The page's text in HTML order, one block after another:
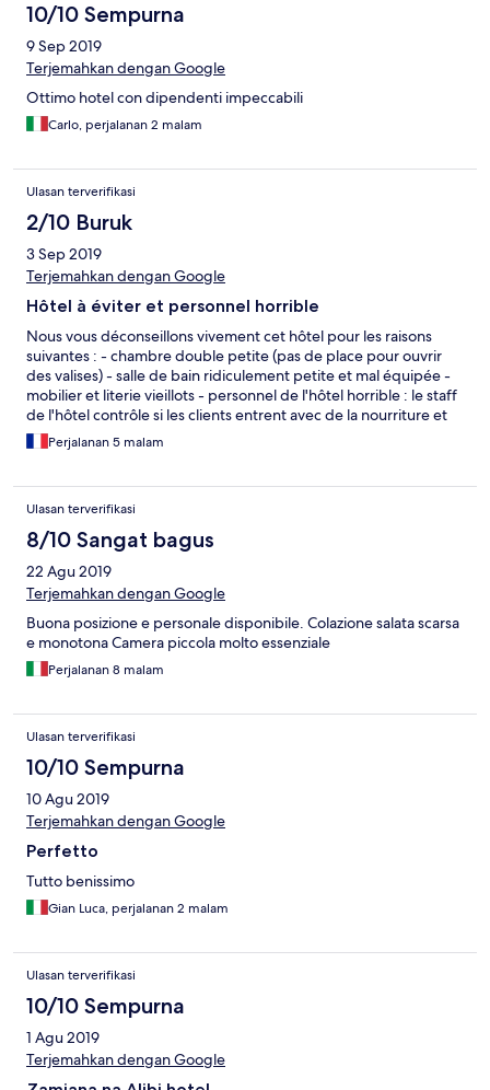
10/10 Sempurna
9 Sep 2019
Terjemahkan dengan Google
Ottimo hotel con dipendenti impeccabili
Carlo, perjalanan 2 malam
Ulasan terverifikasi
2/10 Buruk
3 Sep 2019
Terjemahkan dengan Google
Hôtel à éviter et personnel horrible
Nous vous déconseillons vivement cet hôtel pour les raisons
suivantes : - chambre double petite (pas de place pour ouvrir
des valises) - salle de bain ridiculement petite et mal équipée -
mobilier et literie vieillots - personnel de l'hôtel horrible : le staff
de l'hôtel contrôle si les clients entrent avec de la nourriture et
fouille les sacs déposés en consigne. - le staff de l'hôtel est
malpoli et ne respectent pas les clients : musique à fond en plein
pour regarder les matchs de foot - petit déjeuner :tout est
industriel et sans goût. Très peu de choix. - les clients n'ont pas
le droit de manger leur petit déjeuner en dehors de la salle. -
quartier très bruyant dû à la proximité avec d'autres hôtels. Du
bruit toute la nuit. Au final très mauvaise expérience sur ce
séjour, le staff devrait se remettre en question et se rendre
demandé.
Perjalanan 5 malam
Ulasan terverifikasi
8/10 Sangat bagus
22 Agu 2019
Terjemahkan dengan Google
Buona posizione e personale disponibile. Colazione salata scarsa
e monotona Camera piccola molto essenziale
Perjalanan 8 malam
Ulasan terverifikasi
10/10 Sempurna
10 Agu 2019
Terjemahkan dengan Google
Perfetto
Tutto benissimo
Gian Luca, perjalanan 2 malam
Ulasan terverifikasi
10/10 Sempurna
1 Agu 2019
Terjemahkan dengan Google